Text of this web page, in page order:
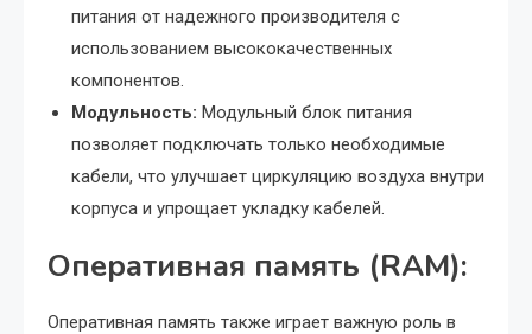
питания от надежного производителя с
использованием высококачественных
компонентов.
Модульность: Модульный блок питания
позволяет подключать только необходимые
кабели, что улучшает циркуляцию воздуха внутри
корпуса и упрощает укладку кабелей.
Оперативная память (RAM):
Оперативная память также играет важную роль в